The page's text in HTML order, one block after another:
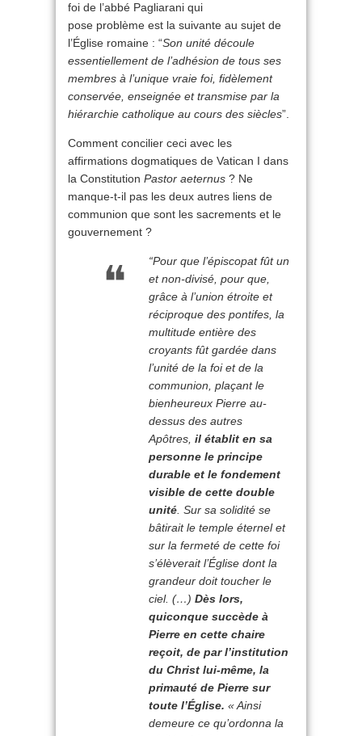
foi de l’abbé Pagliarani qui
pose problème est la suivante au sujet de
l’Église romaine : “Son unité découle
essentiellement de l’adhésion de tous ses
membres à l’unique vraie foi, fidèlement
conservée, enseignée et transmise par la
hiérarchie catholique au cours des siècles”.
Comment concilier ceci avec les
affirmations dogmatiques de Vatican I dans
la Constitution Pastor aeternus ? Ne
manque-t-il pas les deux autres liens de
communion que sont les sacrements et le
gouvernement ?
“Pour que l’épiscopat fût un
et non-divisé, pour que,
grâce à l’union étroite et
réciproque des pontifes, la
multitude entière des
croyants fût gardée dans
l’unité de la foi et de la
communion, plaçant le
bienheureux Pierre au-
dessus des autres
Apôtres, il établit en sa
personne le principe
durable et le fondement
visible de cette double
unité . Sur sa solidité se
bâtirait le temple éternel et
sur la fermeté de cette foi
s’élèverait l’Église dont la
grandeur doit toucher le
ciel. (…) Dès lors,
quiconque succède à
Pierre en cette chaire
reçoit, de par l’institution
du Christ lui-même, la
primauté de Pierre sur
toute l’Église. « Ainsi
demeure ce qu’ordonna la